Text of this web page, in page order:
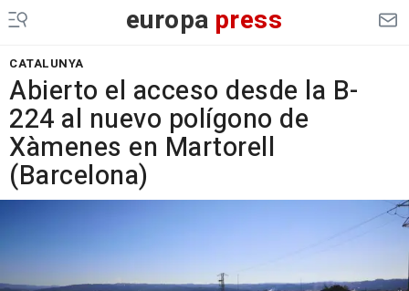
europa press
CATALUNYA
Abierto el acceso desde la B-
224 al nuevo polígono de
Xàmenes en Martorell
(Barcelona)